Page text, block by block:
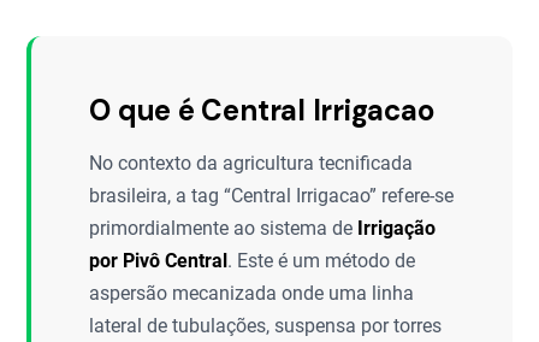
O que é Central Irrigacao
No contexto da agricultura tecnificada
brasileira, a tag “Central Irrigacao” refere-se
primordialmente ao sistema de Irrigação
por Pivô Central. Este é um método de
aspersão mecanizada onde uma linha
lateral de tubulações, suspensa por torres